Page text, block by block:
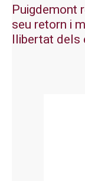
Puigdemont
seu retorn i
llibertat dels